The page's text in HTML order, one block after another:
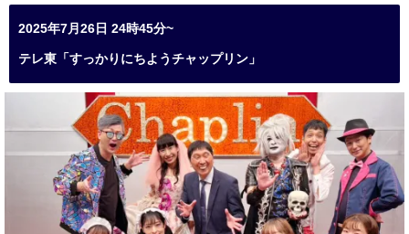
2025年7月26日 24時45分~
テレ東「すっかりにちようチャップリン」